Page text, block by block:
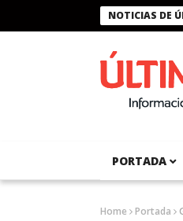
NOTICIAS DE
Presidente Bukele
PORTADA
Home Portada